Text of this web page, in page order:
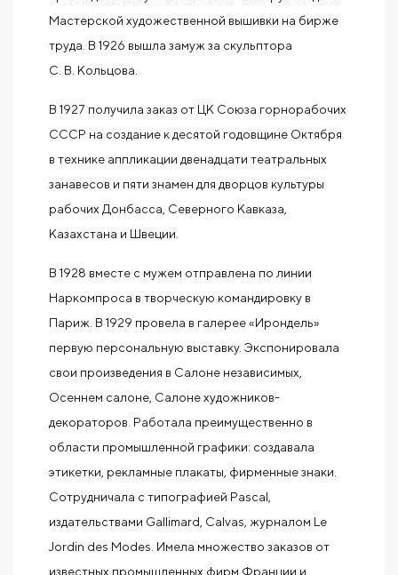
Мастерской художественной вышивки на бирже
труда. В 1926 вышла замуж за скульптора
С. В. Кольцова.
В 1927 получила заказ от ЦК Союза горнорабочих
СССР на создание к десятой годовщине Октября
в технике аппликации двенадцати театральных
занавесов и пяти знамен для дворцов культуры
рабочих Донбасса, Северного Кавказа,
Казахстана и Швеции.
В 1928 вместе с мужем отправлена по линии
Наркомпроса в творческую командировку в
Париж. В 1929 провела в галерее «Ирондель»
первую персональную выставку. Экспонировала
свои произведения в Салоне независимых,
Осеннем салоне, Салоне художников-
декораторов. Работала преимущественно в
области промышленной графики: создавала
этикетки, рекламные плакаты, фирменные знаки.
Сотрудничала с типографией Pascal,
издательствами Gallimard, Calvas, журналом Le
Jordin des Modes. Имела множество заказов от
известных промышленных фирм Франции и